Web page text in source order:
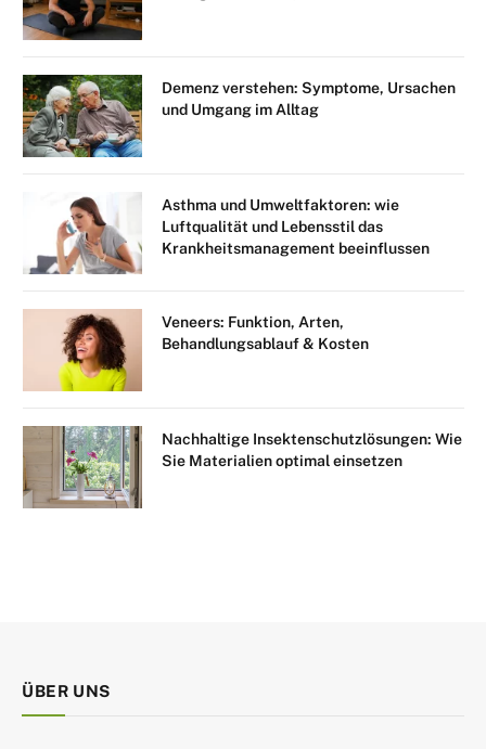
Demenz verstehen: Symptome, Ursachen
und Umgang im Alltag
Asthma und Umweltfaktoren: wie
Luftqualität und Lebensstil das
Krankheitsmanagement beeinflussen
Veneers: Funktion, Arten,
Behandlungsablauf & Kosten
Nachhaltige Insektenschutzlösungen: Wie
Sie Materialien optimal einsetzen
ÜBER UNS